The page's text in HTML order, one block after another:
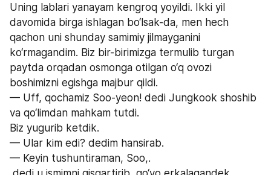
Uning lablari yanayam kengroq yoyildi. Ikki yil
davomida birga ishlagan bo‘lsak-da, men hech
qachon uni shunday samimiy jilmayganini
ko‘rmagandim. Biz bir-birimizga termulib turgan
paytda orqadan osmonga otilgan o‘q ovozi
boshimizni egishga majbur qildi.
— Uff, qochamiz Soo-yeon! dedi Jungkook shoshib
va qo‘limdan mahkam tutdi.
Biz yugurib ketdik.
— Ular kim edi? dedim hansirab.
— Keyin tushuntiraman, Soo,.